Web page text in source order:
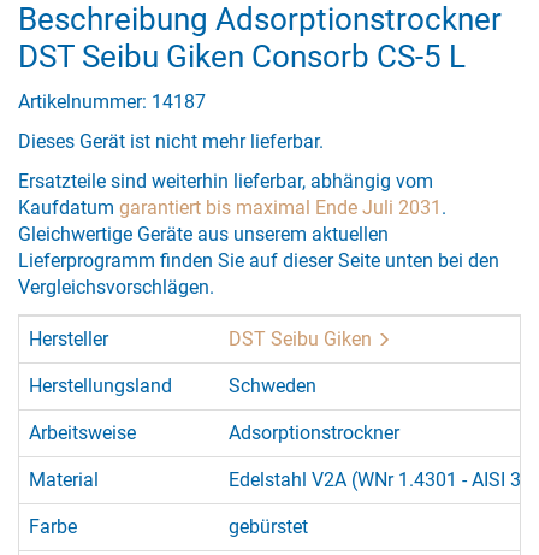
Beschreibung Adsorptionstrockner
DST Seibu Giken Consorb CS-5 L
Artikelnummer: 14187
Dieses Gerät ist nicht mehr lieferbar.
Ersatzteile sind weiterhin lieferbar, abhängig vom
Kaufdatum garantiert bis maximal Ende Juli 2031 .
Gleichwertige Geräte aus unserem aktuellen
Lieferprogramm finden Sie auf dieser Seite unten bei den
Vergleichsvorschlägen.
Hersteller DST Seibu Giken
Herstellungsland Schweden
Arbeitsweise Adsorptionstrockner
Material Edelstahl V2A (WNr 1.4301 - AISI
Farbe gebürstet